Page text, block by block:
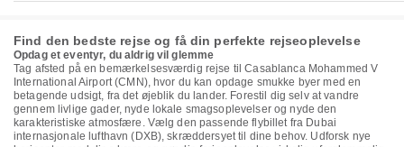
Find den bedste rejse og få din perfekte rejseoplevelse
Opdag et eventyr, du aldrig vil glemme
Tag afsted på en bemærkelsesværdig rejse til Casablanca Mohammed V
International Airport (CMN), hvor du kan opdage smukke byer med en
betagende udsigt, fra det øjeblik du lander. Forestil dig selv at vandre
gennem livlige gader, nyde lokale smagsoplevelser og nyde den
karakteristiske atmosfære. Vælg den passende flybillet fra Dubai
internasjonale lufthavn (DXB), skræddersyet til dine behov. Udforsk nye